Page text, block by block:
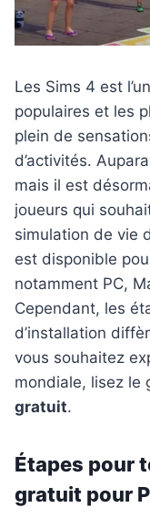
Les Sims 4 est
populaires et les
plein de
d’activités.
mais il est
joueurs qui
simulation de vie
est disponible
notamment PC,
Cependant, les
d’installation
vous souhaitez
mondiale, lisez le
gratuit.
Étapes pour
gratuit pour